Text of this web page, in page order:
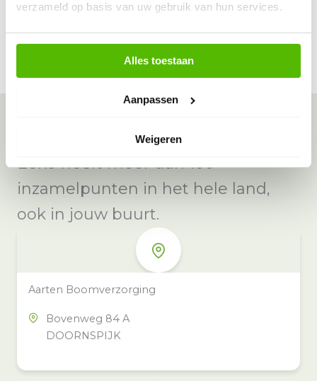
verzameld op basis van uw gebruik van hun services.
Alles toestaan
Aanpassen
Weigeren
Bekijk alle antwoorden
Meer inzamelpunten in de buurt
Eeko heeft meer dan 100
inzamelpunten in het hele land,
ook in jouw buurt.
Aarten Boomverzorging
Bovenweg 84 A
DOORNSPIJK